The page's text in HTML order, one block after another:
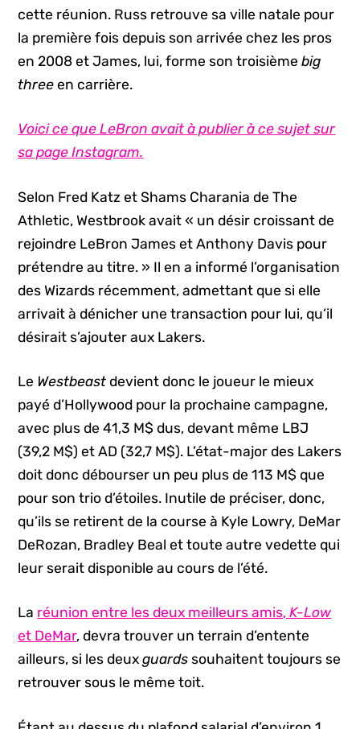
cette réunion. Russ retrouve sa ville natale pour
la première fois depuis son arrivée chez les pros
en 2008 et James, lui, forme son troisièmebig
three en carrière.
Voici ce que LeBron avait à publier à ce sujet sur
sa page Instagram.
Selon Fred Katz et Shams Charania de The
Athletic, Westbrook avait « un désir croissant de
rejoindre LeBron James et Anthony Davis pour
prétendre au titre. » Il en a informé l’organisation
des Wizards récemment, admettant que si elle
arrivait à dénicher une transaction pour lui, qu’il
désirait s’ajouter aux Lakers.
Le Westbeastdevient donc le joueur le mieux
payé d’Hollywood pour la prochaine campagne,
avec plus de 41,3 M$ dus, devant même LBJ
(39,2 M$) et AD (32,7 M$). L’état-major des Lakers
doit donc débourser un peu plus de 113 M$ que
pour son trio d’étoiles. Inutile de préciser, donc,
qu’ils se retirent de la course à Kyle Lowry, DeMar
DeRozan, Bradley Beal et toute autre vedette qui
leur serait disponible au cours de l’été.
La réunion entre les deux meilleurs amis,K-Low
et DeMar, devra trouver un terrain d’entente
ailleurs, si les deuxguardssouhaitent toujours se
retrouver sous le même toit.